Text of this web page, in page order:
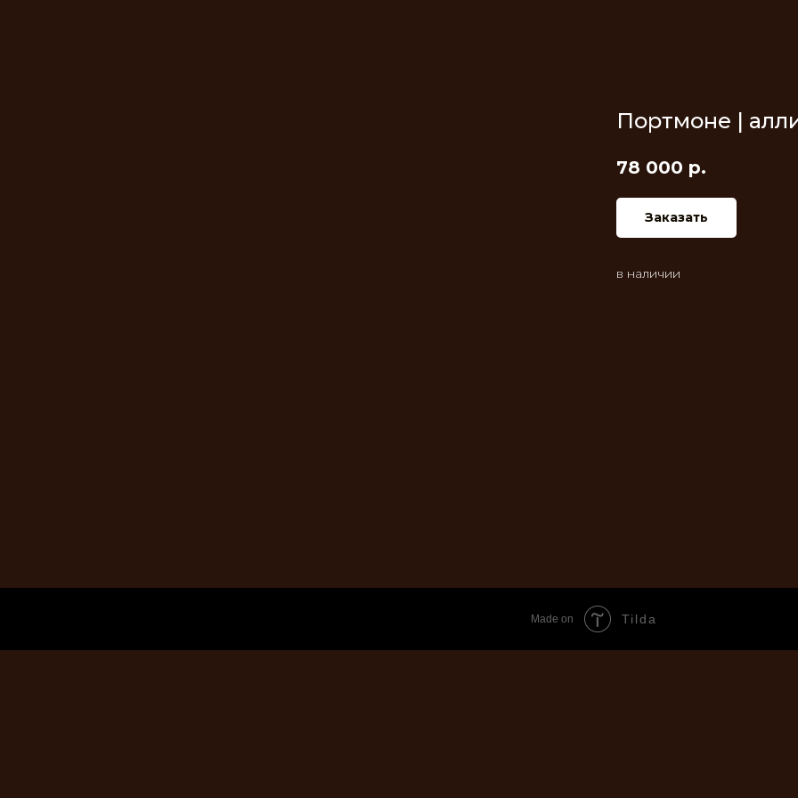
Портмоне |
78 000 р.
Заказать
в наличии
Made on Tilda